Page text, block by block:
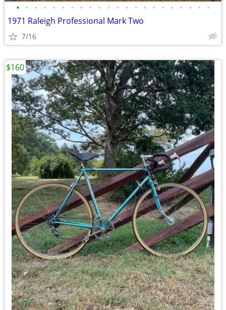
• • • • • • • • • • • • • • • • • • • • • •
1971 Raleigh Professional Mark Two
7/16
$160